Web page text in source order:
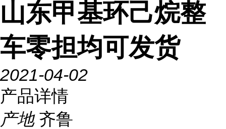
山东甲基环己烷整
车零担均可发货
2021-04-02
产品详情
产地 齐鲁